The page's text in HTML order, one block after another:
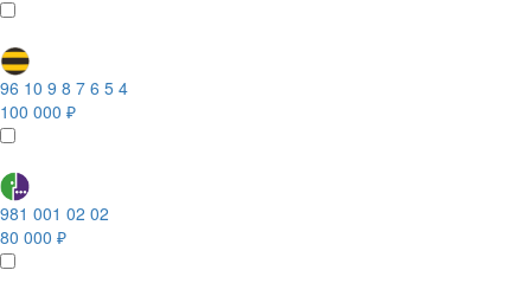
96 10 9 8 7 6 5 4
100 000 ₽
981 001 02 02
80 000 ₽